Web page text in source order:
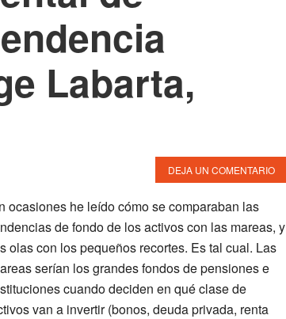
Labarta,
DEJA UN COMENTARIO
ocasiones he leído cómo se comparaban las
de fondo de los activos con las mareas, y
olas con los pequeños recortes. Es tal cual. Las
serían los grandes fondos de pensiones e
cuando deciden en qué clase de
van a invertir (bonos, deuda privada, renta